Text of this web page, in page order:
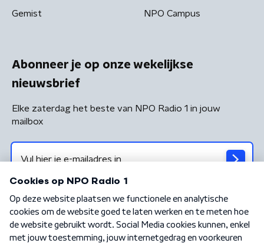
Gemist NPO Campus
Abonneer je op onze wekelijkse
nieuwsbrief
Elke zaterdag het beste van NPO Radio 1 in jouw
mailbox
Algemene voorwaarden